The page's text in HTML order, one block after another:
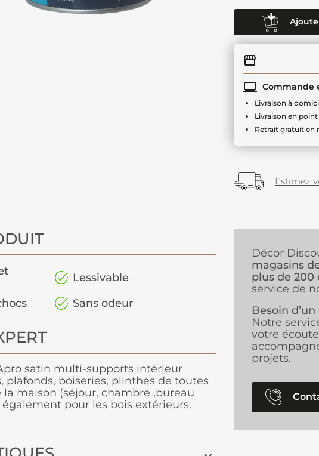
Commande
Livraison à
Livraison en point
Retrait gratuit en
Estimez
Lessivable
Sans odeur
satin multi-supports intérieur
plafonds, boiseries, plinthes de toutes
la maison (séjour, chambre ,bureau
pour les bois extérieurs.
Décor
magasins
plus de 200
service de
Besoin
Notre
votre
projets.